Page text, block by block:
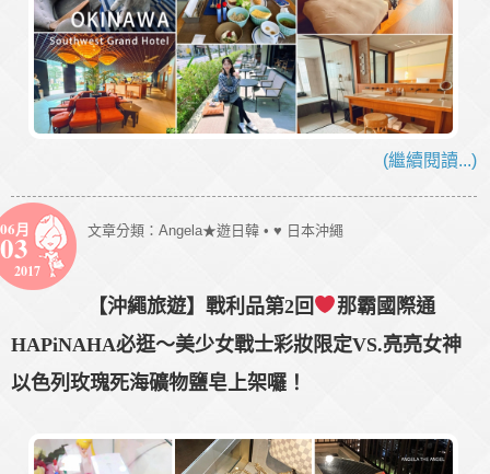
(繼續閱讀...)
06月
03
2017
文章分類： Angela★遊日韓 • ♥ 日本沖繩
【沖繩旅遊】戰利品第2回
那霸國際通
HAPiNAHA必逛～美少女戰士彩妝限定VS.亮亮女神
以色列玫瑰死海礦物鹽皂上架囉！